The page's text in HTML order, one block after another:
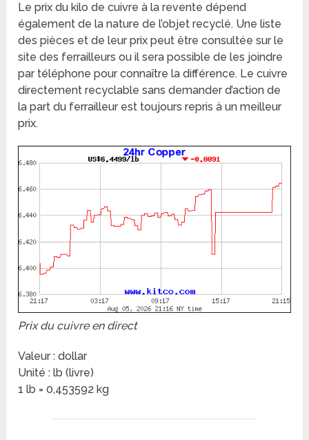
Le prix du kilo de cuivre à la revente dépend
également de la nature de l’objet recyclé. Une liste
des pièces et de leur prix peut être consultée sur le
site des ferrailleurs ou il sera possible de les joindre
par téléphone pour connaître la différence. Le cuivre
directement recyclable sans demander d’action de
la part du ferrailleur est toujours repris à un meilleur
prix.
Prix du cuivre en direct
Valeur : dollar
Unité : lb (livre)
1 lb = 0,453592 kg